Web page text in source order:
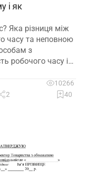
і як
Яка різниця між
часу та неповною
з
робочого часу і
робочого
чи потрібно
10266
2 40